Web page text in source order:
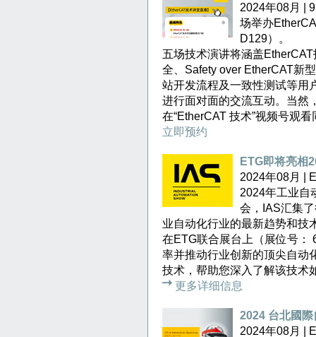
2024年08月 |
场举办
D129）。
五场技术演讲将涵盖
全、Safety over EtherCAT新
站开发流程及一致性测试等用
进行面对面的交流互动。当然
在“EtherCAT 技术”视频号观
立即预约
ETG即将亮相
2024年08月 |
2024年工业自
会，IAS汇集
业自动化行业的最新趋势和技
在ETG联合展台上（展位号：
率并推动行业创新的顶尖自动
技术，帮助您深入了解该技术
更多详细信息
2024 台北國
2024年08月 |